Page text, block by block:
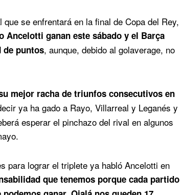
se enfrentará en la final de Copa del Rey,
Ancelotti ganan este sábado y el Barça
de puntos, aunque, debido al golaverage, no
mejor racha de triunfos consecutivos en
ya ha gado a Rayo, Villarreal y Leganés y
esperar el pinchazo del rival en algunos
para lograr el triplete ya habló Ancelotti en
que tenemos porque cada partido